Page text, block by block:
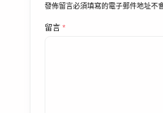
發佈留言必須填寫的電子郵件地址不
留言 *